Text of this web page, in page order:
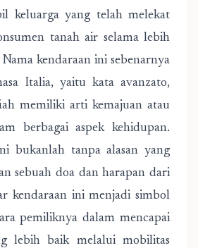
keluarga yang telah melekat
tanah air selama lebih
kendaraan ini sebenarnya
Italia, yaitu kata avanzato,
memiliki arti kemajuan atau
berbagai aspek kehidupan.
bukanlah tanpa alasan yang
sebuah doa dan harapan dari
kendaraan ini menjadi simbol
pemiliknya dalam mencapai
lebih baik melalui mobilitas